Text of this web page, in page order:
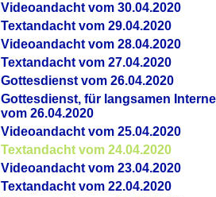
Videoandacht vom 30.04.2020
Textandacht vom 29.04.2020
Videoandacht vom 28.04.2020
Textandacht vom 27.04.2020
Gottesdienst vom 26.04.2020
Gottesdienst, für langsamen
vom 26.04.2020
Videoandacht vom 25.04.2020
Textandacht vom 24.04.2020
Videoandacht vom 23.04.2020
Textandacht vom 22.04.2020